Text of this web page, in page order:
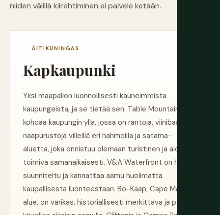
niiden välillä kiirehtiminen ei palvele ketään.
ÄITIKUNINGAS
Kapkaupunki
Yksi maapallon luonnollisesti kauneimmista
kaupungeista, ja se tietää sen. Table Mountain
kohoaa kaupungin yllä, jossa on rantoja, viinibaareja,
naapurustoja villeillä eri hahmoilla ja satama-
aluetta, joka onnistuu olemaan turistinen ja aidosti
toimiva samanaikaisesti. V&A Waterfront on hyvin
suunniteltu ja kannattaa aamu huolimatta
kaupallisesta luonteestaan. Bo-Kaap, Cape Malay -
alue, on värikäs, historiallisesti merkittävä ja paras